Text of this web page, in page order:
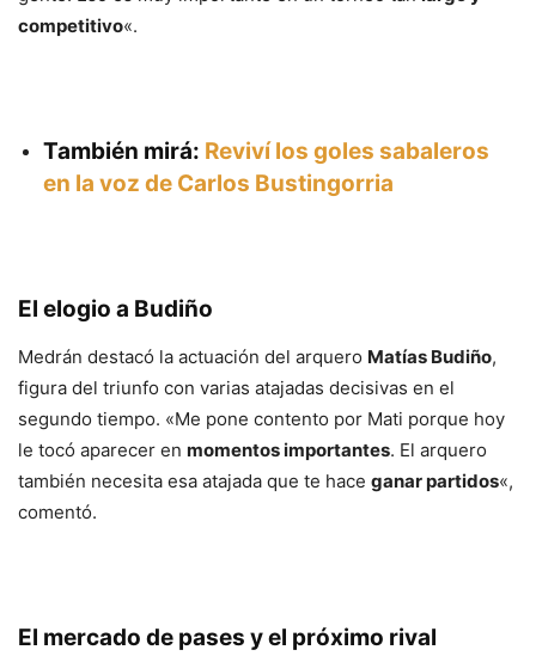
competitivo«.
También mirá: Reviví los goles sabaleros
en la voz de Carlos Bustingorria
El elogio a Budiño
Medrán destacó la actuación del arquero Matías Budiño,
figura del triunfo con varias atajadas decisivas en el
segundo tiempo. «Me pone contento por Mati porque hoy
le tocó aparecer en momentos importantes. El arquero
también necesita esa atajada que te hace ganar partidos«,
comentó.
El mercado de pases y el próximo rival